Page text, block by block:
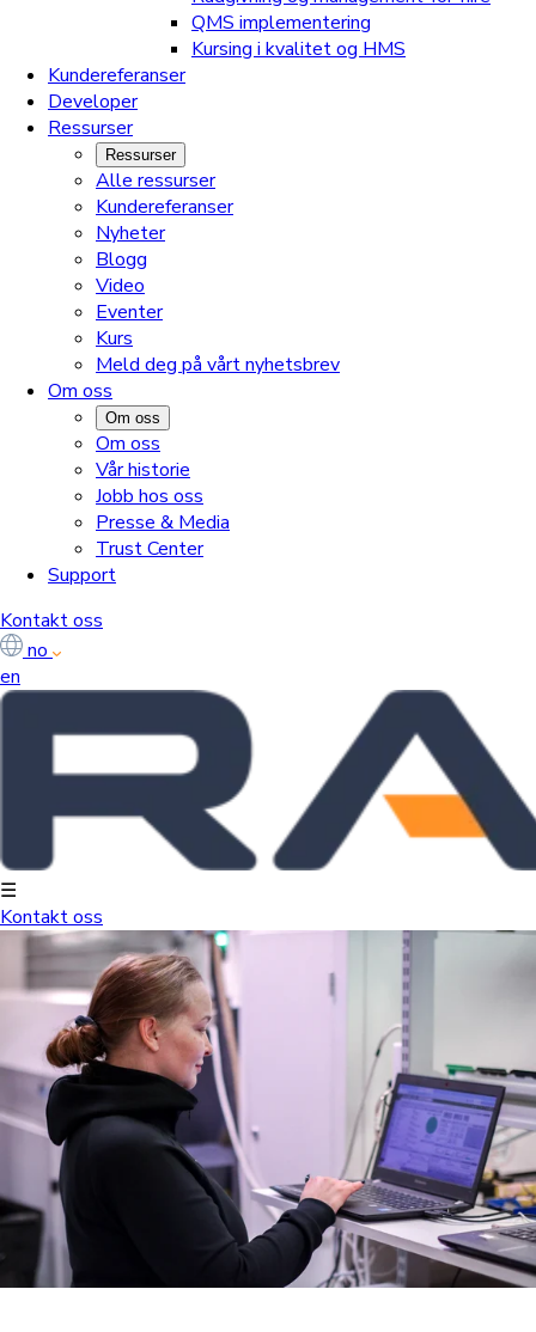
QMS implementering
Kursing i kvalitet og HMS
Kundereferanser
Developer
Ressurser
Ressurser
Alle ressurser
Kundereferanser
Nyheter
Blogg
Video
Eventer
Kurs
Meld deg på vårt nyhetsbrev
Om oss
Om oss
Om oss
Vår historie
Jobb hos oss
Presse & Media
Trust Center
Support
Kontakt oss
no
en
☰
Kontakt oss